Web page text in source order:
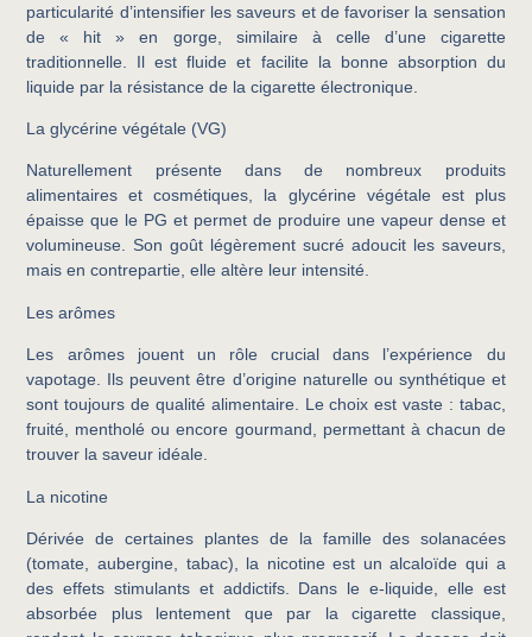
particularité d’intensifier les saveurs et de favoriser la sensation
de « hit » en gorge, similaire à celle d’une cigarette
traditionnelle. Il est fluide et facilite la bonne absorption du
liquide par la résistance de la cigarette électronique.
La glycérine végétale (VG)
Naturellement présente dans de nombreux produits
alimentaires et cosmétiques, la glycérine végétale est plus
épaisse que le PG et permet de produire une vapeur dense et
volumineuse. Son goût légèrement sucré adoucit les saveurs,
mais en contrepartie, elle altère leur intensité.
Les arômes
Les arômes jouent un rôle crucial dans l’expérience du
vapotage. Ils peuvent être d’origine naturelle ou synthétique et
sont toujours de qualité alimentaire. Le choix est vaste : tabac,
fruité, mentholé ou encore gourmand, permettant à chacun de
trouver la saveur idéale.
La nicotine
Dérivée de certaines plantes de la famille des solanacées
(tomate, aubergine, tabac), la nicotine est un alcaloïde qui a
des effets stimulants et addictifs. Dans le e-liquide, elle est
absorbée plus lentement que par la cigarette classique,